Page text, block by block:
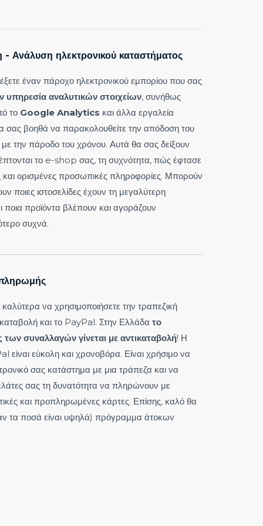
Ανάλυση ηλεκτρονικού καταστήματος
έναν πάροχο ηλεκτρονικού εμπορίου που σας
υπηρεσία αναλυτικών στοιχείων, συνήθως
το Google Analytics και άλλα εργαλεία
βοηθά να παρακολουθείτε την απόδοση του
την πάροδο του χρόνου. Αυτά θα σας δείξουν
το e-shop σας, τη συχνότητα, πώς έφτασε
ορισμένες προσωπικές πληροφορίες. Μπορούν
ποιες ιστοσελίδες έχουν τη μεγαλύτερη
ποια προϊόντα βλέπουν και αγοράζουν
συχνά.
να χρησιμοποιήσετε την τραπεζική
και το PayPal. Στην Ελλάδα το
των συναλλαγών γίνεται με αντικαταβολή! Η
είναι εύκολη και χρονοβόρα. Είναι χρήσιμο να
σας κατάστημα με μια τράπεζα και να
σας τη δυνατότητα να πληρώνουν με
και προπληρωμένες κάρτες. Επίσης, καλό θα
τα ποσά είναι υψηλά) πρόγραμμα άτοκων